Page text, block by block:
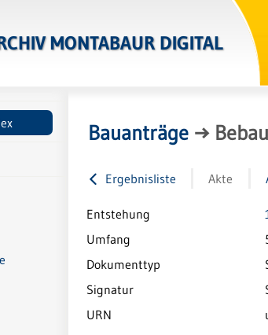
MONTABAUR DIGITAL
Bauanträge →
Ergebnisliste Akte
Entstehung
Umfang
Dokumenttyp
Signatur
URN